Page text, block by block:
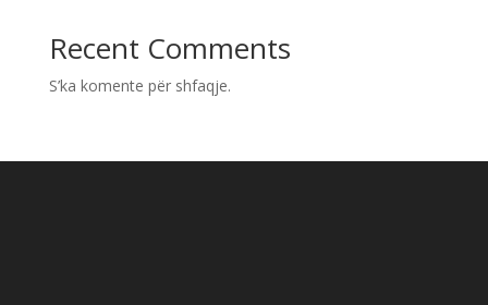
Recent Comments
S’ka komente për shfaqje.